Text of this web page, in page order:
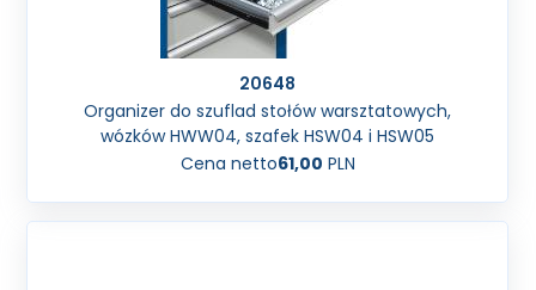
20648
Organizer do szuflad stołów warsztatowych,
wózków HWW04, szafek HSW04 i HSW05
Cena netto61,00 PLN